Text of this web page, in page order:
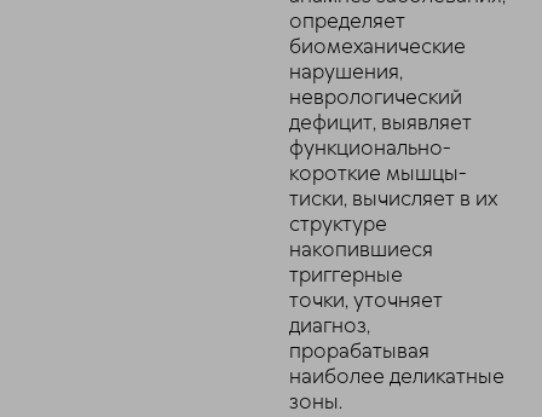
определяет
биомеханические
нарушения,
неврологический
дефицит, выявляет
функционально-
короткие мышцы-
тиски, вычисляет в их
структуре
накопившиеся
триггерные
точки, уточняет
диагноз,
прорабатывая
наиболее деликатные
зоны.